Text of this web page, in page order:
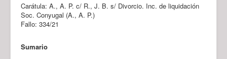
Carátula: A., A. P. c/ R., J. B. s/ Divorcio. Inc. de liquidación
Soc. Conyugal (A., A. P.)
Fallo: 334/21
Sumario